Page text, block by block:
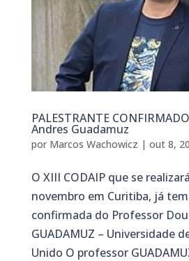
PALESTRANTE
Andres Guadamuz
por Marcos Wachowicz | out 8,
O XIII CODAIP que se
novembro em Curitiba, já
confirmada do Professor
GUADAMUZ – Universidade
Unido O professor